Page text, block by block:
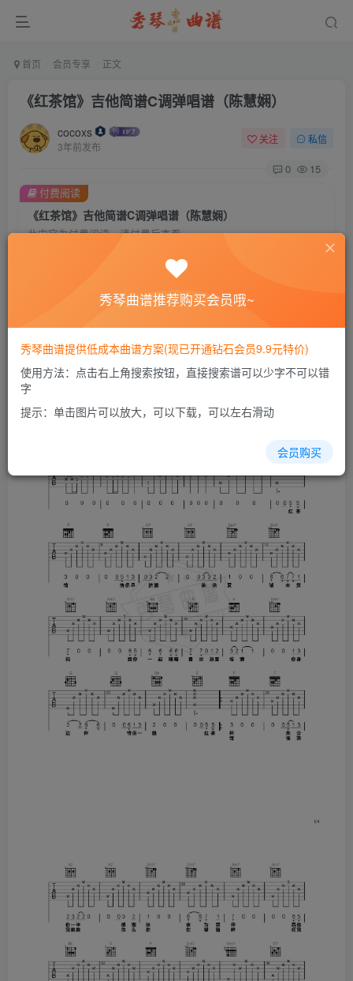
首页 会员专享 正文
《红茶馆》吉他简谱C调弹唱谱（陈慧娴）
cocoxs
3年前发布
关注 私信
0 15
《红茶馆》吉他简谱C调弹唱谱（陈慧娴）
此内容为付费阅读，请付费后查看
会员专属资源
黄金会员免费 钻石会员
开通会员
付费阅读
秀琴曲谱推荐购买会员哦~
秀琴曲谱提供低成本曲谱方案(现已开通钻石会员9.9元特价)
使用方法：点击右上角搜索按钮，直接搜索谱可以少字不可以错
字
提示：单击图片可以放大，可以下载，可以左右滑动
会员购买